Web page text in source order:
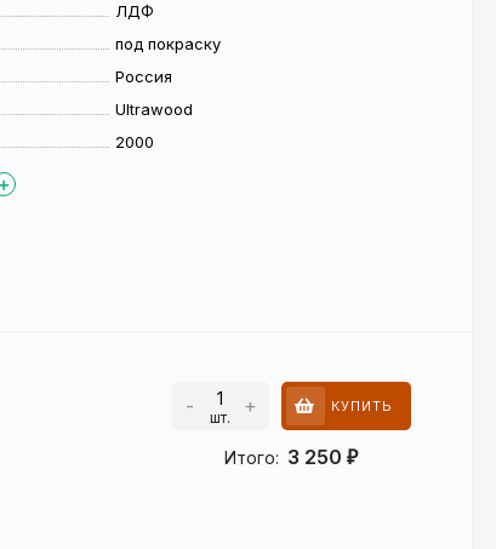
ЛДФ
под покраску
Россия
Ultrawood
2000
- шт. + КУПИТЬ
Итого: 3 250₽